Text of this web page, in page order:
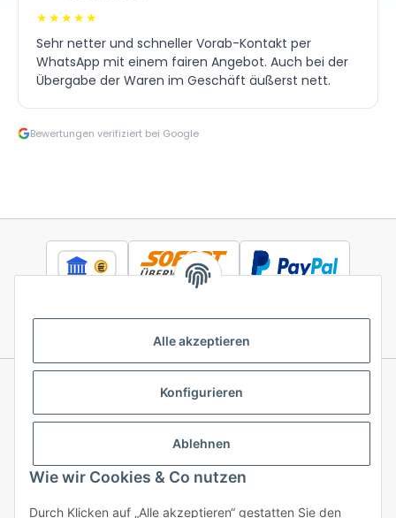
Alle akzeptieren
Konfigurieren
Ablehnen
Wie wir Cookies & Co nutzen
Durch Klicken auf „Alle akzeptieren“ gestatten Sie den
★★★★★
Sehr netter und schneller Vorab-Kontakt per
WhatsApp mit einem fairen Angebot. Auch bei der
Übergabe der Waren im Geschäft äußerst nett.
Bewertungen verifiziert bei Google
Informationen
Gesetzliche Informationen